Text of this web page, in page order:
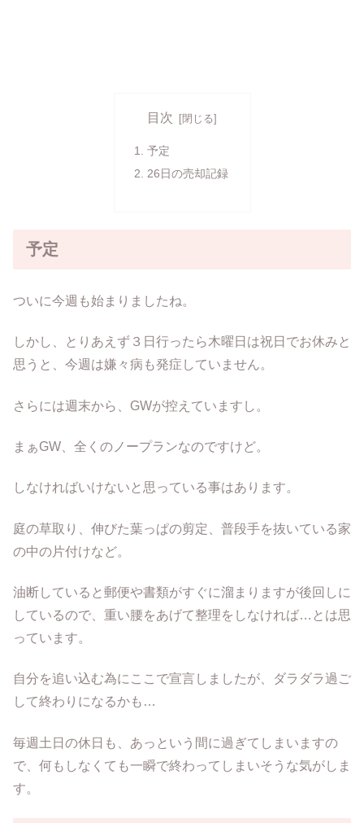
目次
予定
26日の売却記録
予定
ついに今週も始まりましたね。
しかし、とりあえず３日行ったら木曜日は祝日でお休みと
思うと、今週は嫌々病も発症していません。
さらには週末から、GWが控えていますし。
まぁGW、全くのノープランなのですけど。
しなければいけないと思っている事はあります。
庭の草取り、伸びた葉っぱの剪定、普段手を抜いている家
の中の片付けなど。
油断していると郵便や書類がすぐに溜まりますが後回しに
しているので、重い腰をあげて整理をしなければ…とは思
っています。
自分を追い込む為にここで宣言しましたが、ダラダラ過ご
して終わりになるかも…
毎週土日の休日も、あっという間に過ぎてしまいますの
で、何もしなくても一瞬で終わってしまいそうな気がしま
す。